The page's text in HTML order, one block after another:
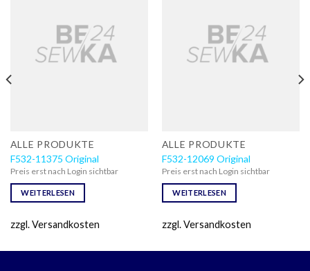
ALLE PRODUKTE
F532-11375 Original
Preis erst nach Login sichtbar
WEITERLESEN
zzgl. Versandkosten
ALLE PRODUKTE
F532-12069 Original
Preis erst nach Login sichtbar
WEITERLESEN
zzgl. Versandkosten